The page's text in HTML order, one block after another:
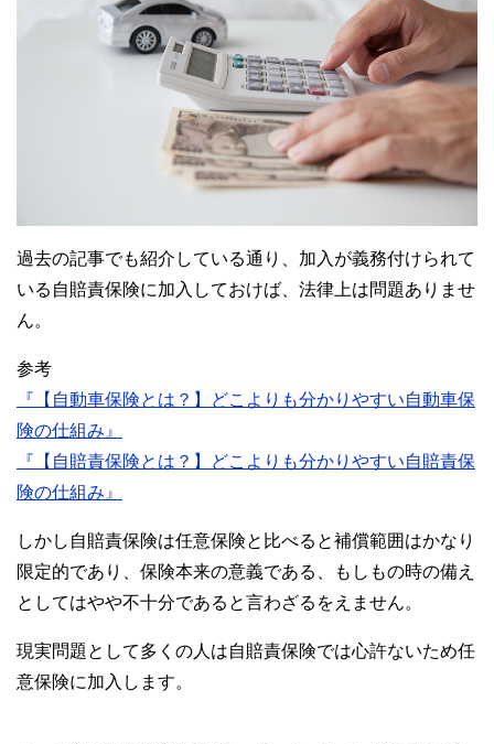
過去の記事でも紹介している通り、加入が義務付けられて
いる自賠責保険に加入しておけば、法律上は問題ありませ
ん。
参考
『【自動車保険とは？】どこよりも分かりやすい自動車保
険の仕組み』
『【自賠責保険とは？】どこよりも分かりやすい自賠責保
険の仕組み』
しかし自賠責保険は任意保険と比べると補償範囲はかなり
限定的であり、保険本来の意義である、もしもの時の備え
としてはやや不十分であると言わざるをえません。
現実問題として多くの人は自賠責保険では心許ないため任
意保険に加入します。